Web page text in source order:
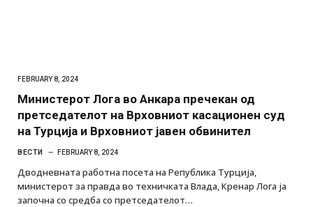
FEBRUARY 8, 2024
Министерот Лога во Анкара пречекан од
претседателот на Врховниот касационен суд
на Турција и Врховниот јавен обвинител
ВЕСТИ FEBRUARY 8, 2024
Дводневната работна посета на Република Турција,
министерот за правда во техничката Влада, Кренар Лога ја
започна со средба со претседателот…